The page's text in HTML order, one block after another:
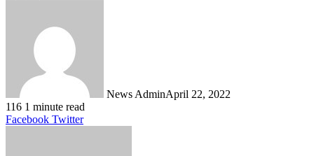
News AdminApril 22, 2022
116 1 minute read
Facebook TwitterLinkedIn
Tumblr
Pinterest
Reddit
VKontakte
Share
Print